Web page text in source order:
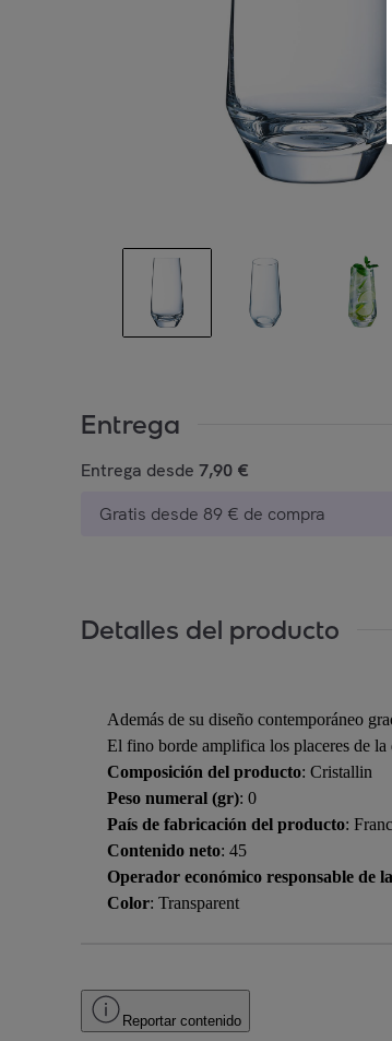
Entrega
Entrega desde 7,90 €
Gratis desde 89 € de compra
Detalles del producto
Además de su diseño contemporáneo
El fino borde amplifica los placeres de la
Composición del producto: Cristallin
Peso numeral (gr): 0
País de fabricación del producto:
Contenido neto: 45
Operador económico responsable de
Color: Transparent
Reportar contenido